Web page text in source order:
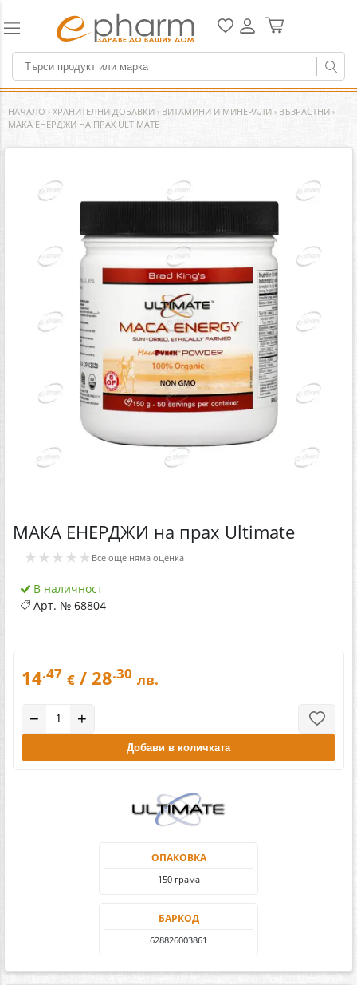
НАЧАЛО › ХРАНИТЕЛНИ ДОБАВКИ › ВИТАМИНИ И МИНЕРАЛИ › ВЪЗРАСТНИ ›
МАКА ЕНЕРДЖИ НА ПРАХ ULTIMATE
МАКА ЕНЕРДЖИ на прах Ultimate
★★★★★ Все още няма оценка
В наличност
Арт. № 68804
14.47 € / 28.30 лв.
− +
Добави в количката
ОПАКОВКА
150 грама
БАРКОД
628826003861